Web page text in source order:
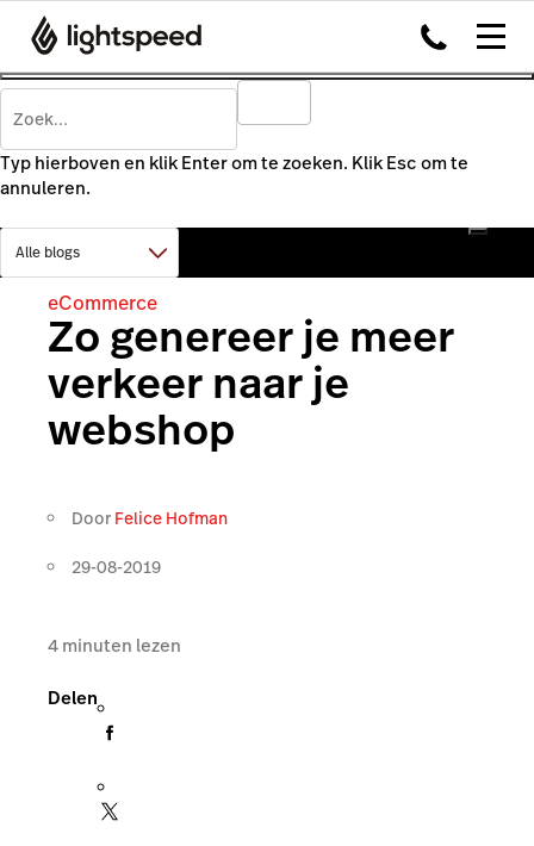
Typ hierboven en klik Enter om te zoeken. Klik Esc om te
annuleren.
eCommerce
Zo genereer je meer
verkeer naar je
webshop
Door Felice Hofman
29-08-2019
4minuten lezen
Delen